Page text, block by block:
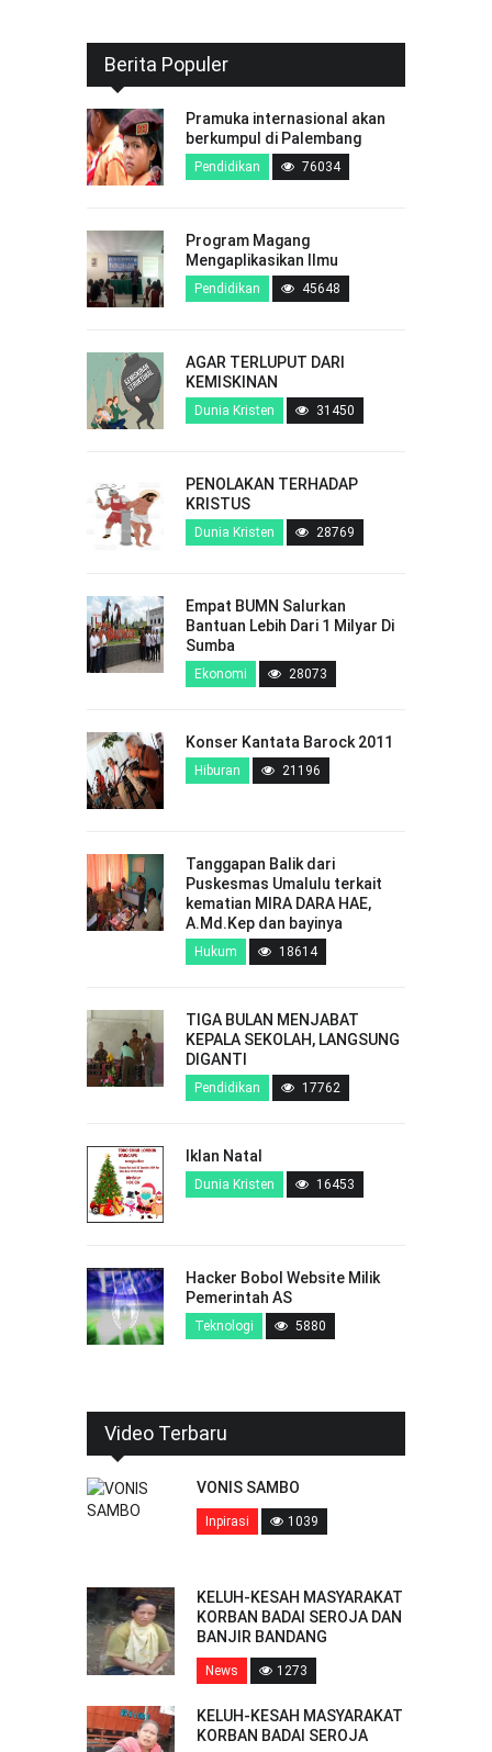
Berita Populer
Pramuka internasional akan
berkumpul di Palembang
Pendidikan 76034
Program Magang
Mengaplikasikan Ilmu
Pendidikan 45648
AGAR TERLUPUT DARI
KEMISKINAN
Dunia Kristen 31450
PENOLAKAN TERHADAP
KRISTUS
Dunia Kristen 28769
Empat BUMN Salurkan
Bantuan Lebih Dari 1 Milyar Di
Sumba
Ekonomi 28073
Konser Kantata Barock 2011
Hiburan 21196
Tanggapan Balik dari
Puskesmas Umalulu terkait
kematian MIRA DARA HAE,
A.Md.Kep dan bayinya
Hukum 18614
TIGA BULAN MENJABAT
KEPALA SEKOLAH, LANGSUNG
DIGANTI
Pendidikan 17762
Iklan Natal
Dunia Kristen 16453
Hacker Bobol Website Milik
Pemerintah AS
Teknologi 5880
Video Terbaru
VONIS SAMBO
Inpirasi 1039
KELUH-KESAH MASYARAKAT
KORBAN BADAI SEROJA DAN
BANJIR BANDANG
News 1273
KELUH-KESAH MASYARAKAT
KORBAN BADAI SEROJA